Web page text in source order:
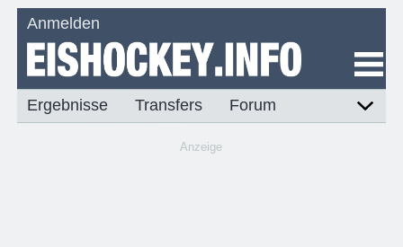
Anmelden
Ergebnisse Transfers Forum
Anzeige